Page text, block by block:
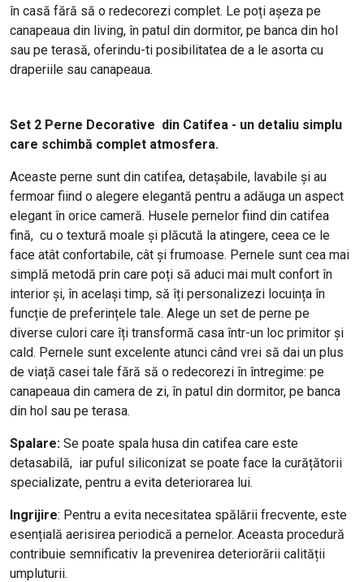
în casă fără să o redecorezi complet. Le poți așeza pe
canapeaua din living, în patul din dormitor, pe banca din hol
sau pe terasă, oferindu-ti posibilitatea de a le asorta cu
draperiile sau canapeaua.
Set 2 Perne Decorative din Catifea - un detaliu simplu
care schimbă complet atmosfera.
Aceaste perne sunt din catifea, detașabile, lavabile și au
fermoar fiind o alegere elegantă pentru a adăuga un aspect
elegant în orice cameră. Husele pernelor fiind din catifea
fină, cu o textură moale și plăcută la atingere, ceea ce le
face atât confortabile, cât și frumoase. Pernele sunt cea mai
simplă metodă prin care poți să aduci mai mult confort în
interior și, în același timp, să îți personalizezi locuința în
funcție de preferințele tale. Alege un set de perne pe
diverse culori care îți transformă casa într-un loc primitor și
cald. Pernele sunt excelente atunci când vrei să dai un plus
de viață casei tale fără să o redecorezi în întregime: pe
canapeaua din camera de zi, în patul din dormitor, pe banca
din hol sau pe terasa.
Spalare: Se poate spala husa din catifea care este
detasabilă, iar puful siliconizat se poate face la curățătorii
specializate, pentru a evita deteriorarea lui.
Ingrijire: Pentru a evita necesitatea spălării frecvente, este
esențială aerisirea periodică a pernelor. Aceasta procedură
contribuie semnificativ la prevenirea deteriorării calității
umpluturii.